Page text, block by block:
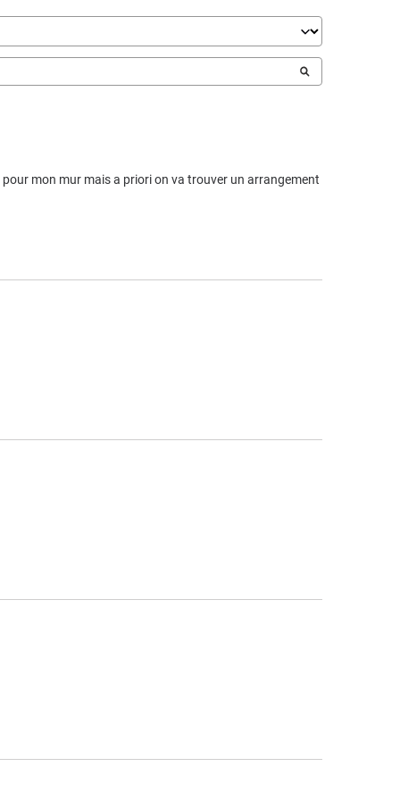
mon mur mais a priori on va trouver un arrangement